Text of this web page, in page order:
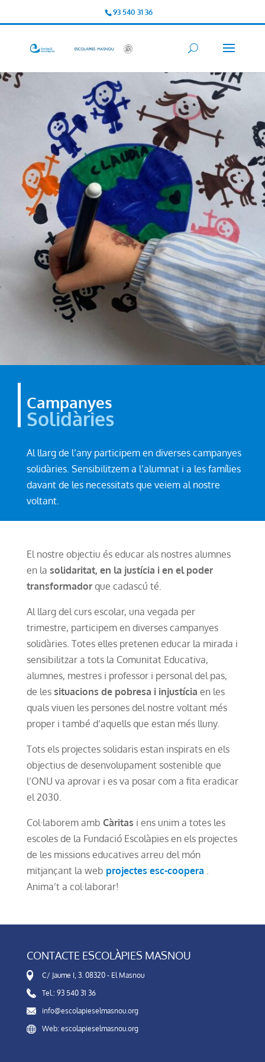
93 540 31 36
Campanyes
Solidàries
Al llarg de l’any participem en diverses campanyes
solidàries. Sensibilitzem a l’alumnat i a les famílies
davant de les necessitats que veiem al nostre
voltant.
El nostre objectiu és educar als nostres alumnes
en la solidaritat, en la justícia i en el poder
transformadorque cadascú té.
Al llarg del curs escolar, una vegada per
trimestre, participem en diverses campanyes
solidàries. Totes elles pretenen educar la mirada i
sensibilitzar a tots la Comunitat Educativa,
alumnes, mestres i professor i personal del pas,
de les situacions de pobresa i injustícia en les
quals viuen les persones del nostre voltant més
proper i també d’aquells que estan més lluny.
Tots els projectes solidaris estan inspirats en els
objectius de desenvolupament sostenible que
l’ONU va aprovar i es va posar com a fita eradicar
el 2030.
Col·laborem amb Càritas i ens unim a totes les
escoles de la Fundació Escolàpies en els projectes
de les missions educatives arreu del món
mitjançant la web projectes esc-coopera
Anima’t a col·laborar!
CONTACTE ESCOLÀPIES MASNOU
C/ Jaume I, 3. 08320 - El Masnou
Tel.: 93 540 31 36
info@escolapieselmasnou.org
Web: escolapieselmasnou.org